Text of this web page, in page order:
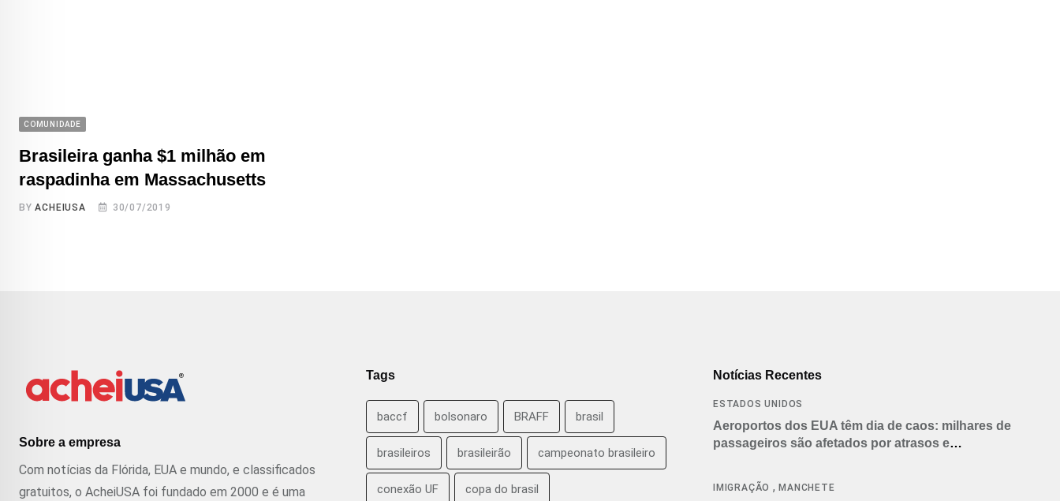
COMUNIDADE
Brasileira ganha $1 milhão em
raspadinha em Massachusetts
BYACHEIUSA 30/07/2019
Sobre a empresa
Com notícias da Flórida, EUA e mundo, e classificados
gratuitos, o AcheiUSA foi fundado em 2000 e é uma
Tags
baccf bolsonaro BRAFF brasil
brasileiros brasileirão campeonato brasileiro
conexão UF copa do brasil
Notícias Recentes
ESTADOS UNIDOS
Aeroportos dos EUA têm dia de caos: milhares de
passageiros são afetados por atrasos e
IMIGRAÇÃO ,MANCHETE